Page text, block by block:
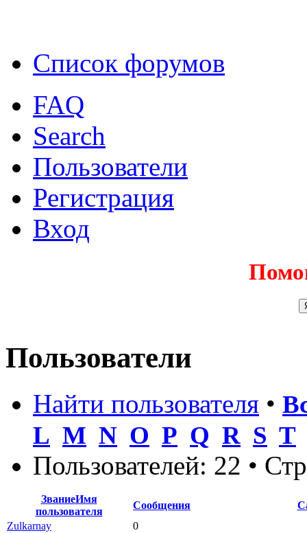
Список форумов
FAQ
Search
Пользователи
Регистрация
Вход
Пользователи
Найти пользователя •
L M N O P Q R S T
Пользователей: 22 •
ЗваниеИмя
пользователя
Сообщения
Zulkarnay
0